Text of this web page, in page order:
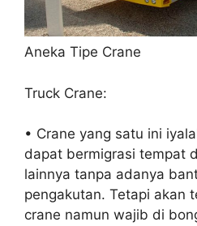
Aneka Tipe Crane
Truck Crane:
• Crane yang satu ini
dapat bermigrasi tempat
lainnya tanpa adanya
pengakutan. Tetapi akan
crane namun wajib di